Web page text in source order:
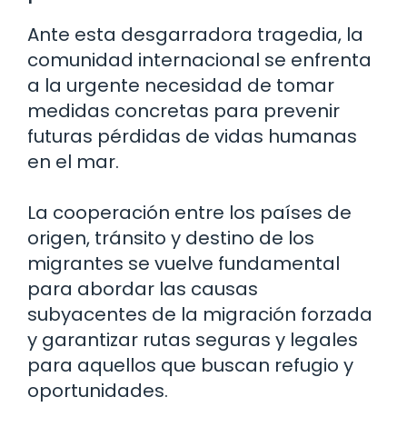
Ante esta desgarradora tragedia, la
comunidad internacional se enfrenta
a la urgente necesidad de tomar
medidas concretas para prevenir
futuras pérdidas de vidas humanas
en el mar.
La cooperación entre los países de
origen, tránsito y destino de los
migrantes se vuelve fundamental
para abordar las causas
subyacentes de la migración forzada
y garantizar rutas seguras y legales
para aquellos que buscan refugio y
oportunidades.